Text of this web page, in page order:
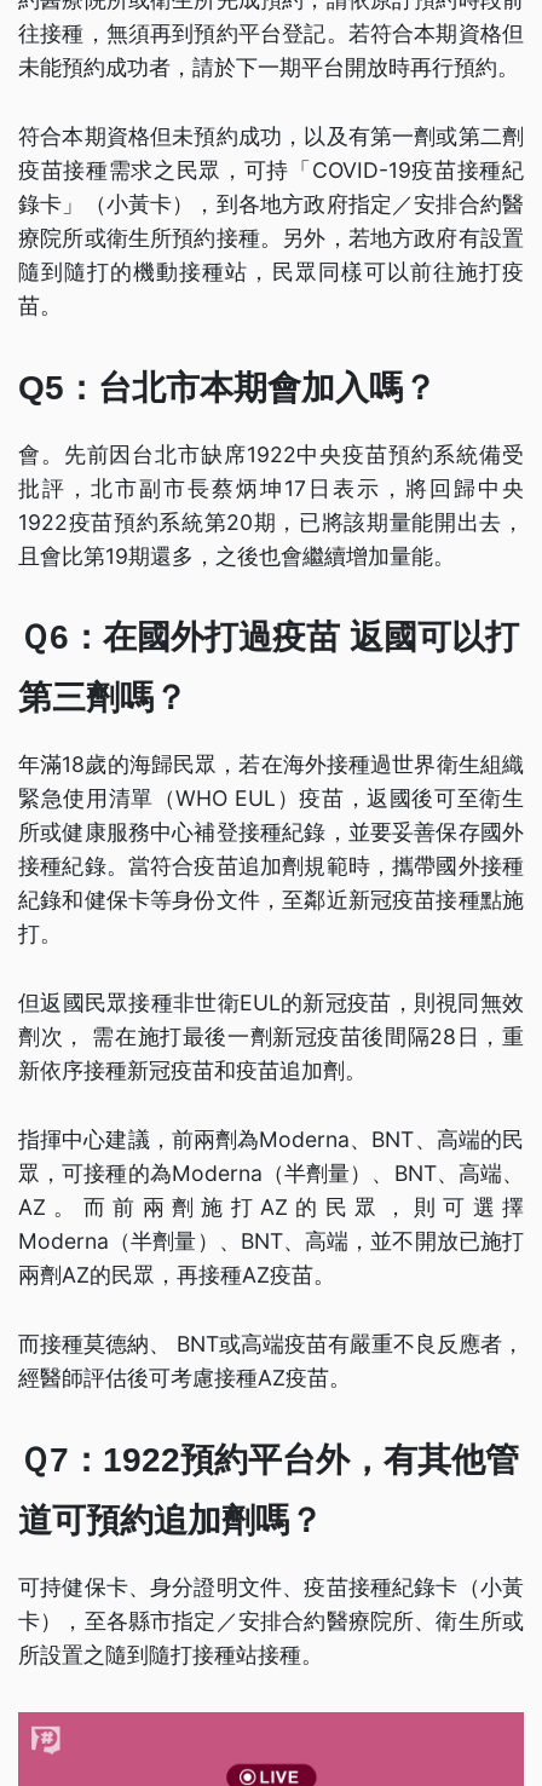
往接種，無須再到預約平台登記。若符合本期資格但
未能預約成功者，請於下一期平台開放時再行預約。
符合本期資格但未預約成功，以及有第一劑或第二劑
疫苗接種需求之民眾，可持「COVID-19疫苗接種紀
錄卡」（小黃卡），到各地方政府指定／安排合約醫
療院所或衛生所預約接種。另外，若地方政府有設置
隨到隨打的機動接種站，民眾同樣可以前往施打疫
苗。
Q5：台北市本期會加入嗎？
會。先前因台北市缺席1922中央疫苗預約系統備受
批評，北市副市長蔡炳坤17日表示，將回歸中央
1922疫苗預約系統第20期，已將該期量能開出去，
且會比第19期還多，之後也會繼續增加量能。
Ｑ6：在國外打過疫苗 返國可以打
第三劑嗎？
年滿18歲的海歸民眾，若在海外接種過世界衛生組織
緊急使用清單（WHO EUL）疫苗，返國後可至衛生
所或健康服務中心補登接種紀錄，並要妥善保存國外
接種紀錄。當符合疫苗追加劑規範時，攜帶國外接種
紀錄和健保卡等身份文件，至鄰近新冠疫苗接種點施
打。
但返國民眾接種非世衛EUL的新冠疫苗，則視同無效
劑次， 需在施打最後一劑新冠疫苗後間隔28日，重
新依序接種新冠疫苗和疫苗追加劑。
指揮中心建議，前兩劑為Moderna、BNT、高端的民
眾，可接種的為Moderna（半劑量）、BNT、高端、
AZ。而前兩劑施打AZ的民眾，則可選擇
Moderna（半劑量）、BNT、高端，並不開放已施打
兩劑AZ的民眾，再接種AZ疫苗。
而接種莫德納、 BNT或高端疫苗有嚴重不良反應者，
經醫師評估後可考慮接種AZ疫苗。
Ｑ7：1922預約平台外，有其他管
道可預約追加劑嗎？
可持健保卡、身分證明文件、疫苗接種紀錄卡（小黃
卡），至各縣市指定／安排合約醫療院所、衛生所或
所設置之隨到隨打接種站接種。